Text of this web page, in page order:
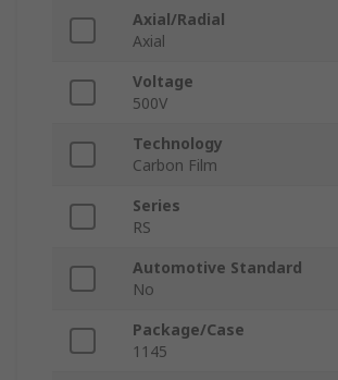
Axial/Radial
Axial
Voltage
500V
Technology
Carbon Film
Series
RS
Automotive Standard
No
Package/Case
1145